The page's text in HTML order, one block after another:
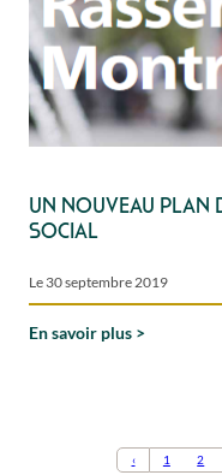
Un Nouveau plan
social
Le 30 septembre 2019
En savoir plus
‹ 1 2